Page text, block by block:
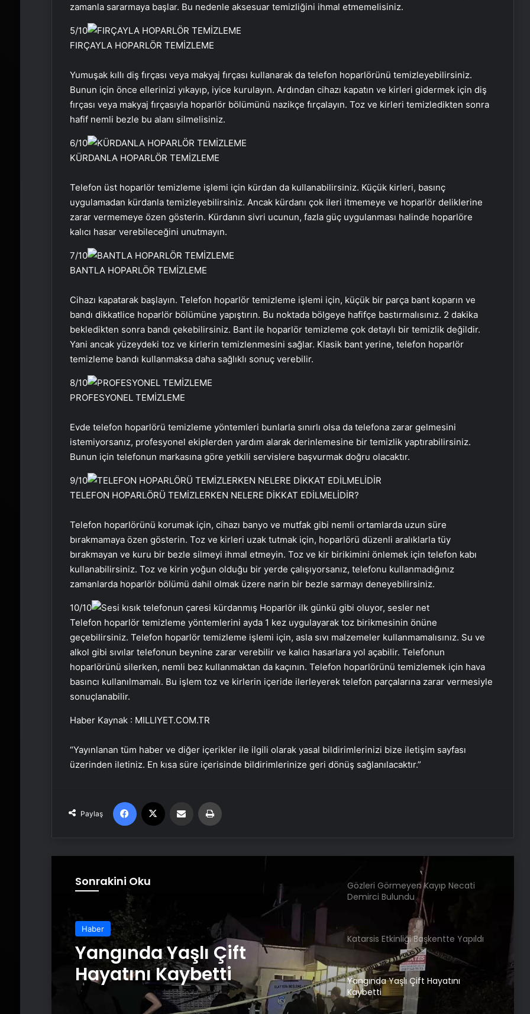
zamanla sararmaya başlar. Bu nedenle aksesuar temizliğini ihmal etmemelisiniz.
5/10
FIRÇAYLA HOPARLÖR TEMİZLEME
Yumuşak kıllı diş fırçası veya makyaj fırçası kullanarak da telefon hoparlörünü temizleyebilirsiniz.
Bunun için önce ellerinizi yıkayıp, iyice kurulayın. Ardından cihazı kapatın ve kirleri gidermek için diş
fırçası veya makyaj fırçasıyla hoparlör bölümünü nazikçe fırçalayın. Toz ve kirleri temizledikten sonra
hafif nemli bezle bu alanı silmelisiniz.
6/10
KÜRDANLA HOPARLÖR TEMİZLEME
Telefon üst hoparlör temizleme işlemi için kürdan da kullanabilirsiniz. Küçük kirleri, basınç
uygulamadan kürdanla temizleyebilirsiniz. Ancak kürdanı çok ileri itmemeye ve hoparlör deliklerine
zarar vermemeye özen gösterin. Kürdanın sivri ucunun, fazla güç uygulanması halinde hoparlöre
kalıcı hasar verebileceğini unutmayın.
7/10
BANTLA HOPARLÖR TEMİZLEME
Cihazı kapatarak başlayın. Telefon hoparlör temizleme işlemi için, küçük bir parça bant koparın ve
bandı dikkatlice hoparlör bölümüne yapıştırın. Bu noktada bölgeye hafifçe bastırmalısınız. 2 dakika
bekledikten sonra bandı çekebilirsiniz. Bant ile hoparlör temizleme çok detaylı bir temizlik değildir.
Yani ancak yüzeydeki toz ve kirlerin temizlenmesini sağlar. Klasik bant yerine, telefon hoparlör
temizleme bandı kullanmaksa daha sağlıklı sonuç verebilir.
8/10
PROFESYONEL TEMİZLEME
Evde telefon hoparlörü temizleme yöntemleri bunlarla sınırlı olsa da telefona zarar gelmesini
istemiyorsanız, profesyonel ekiplerden yardım alarak derinlemesine bir temizlik yaptırabilirsiniz.
Bunun için telefonun markasına göre yetkili servislere başvurmak doğru olacaktır.
9/10
TELEFON HOPARLÖRÜ TEMİZLERKEN NELERE DİKKAT EDİLMELİDİR?
Telefon hoparlörünü korumak için, cihazı banyo ve mutfak gibi nemli ortamlarda uzun süre
bırakmamaya özen gösterin. Toz ve kirleri uzak tutmak için, hoparlörü düzenli aralıklarla tüy
bırakmayan ve kuru bir bezle silmeyi ihmal etmeyin. Toz ve kir birikimini önlemek için telefon kabı
kullanabilirsiniz. Toz ve kirin yoğun olduğu bir yerde çalışıyorsanız, telefonu kullanmadığınız
zamanlarda hoparlör bölümü dahil olmak üzere narin bir bezle sarmayı deneyebilirsiniz.
10/10
Telefon hoparlör temizleme yöntemlerini ayda 1 kez uygulayarak toz birikmesinin önüne
geçebilirsiniz. Telefon hoparlör temizleme işlemi için, asla sıvı malzemeler kullanmamalısınız. Su ve
alkol gibi sıvılar telefonun beynine zarar verebilir ve kalıcı hasarlara yol açabilir. Telefonun
hoparlörünü silerken, nemli bez kullanmaktan da kaçının. Telefon hoparlörünü temizlemek için hava
basıncı kullanılmamalı. Bu işlem toz ve kirlerin içeride ilerleyerek telefon parçalarına zarar vermesiyle
sonuçlanabilir.
Haber Kaynak : MILLIYET.COM.TR
“Yayınlanan tüm haber ve diğer içerikler ile ilgili olarak yasal bildirimlerinizi bize iletişim sayfası
üzerinden iletiniz. En kısa süre içerisinde bildirimlerinize geri dönüş sağlanılacaktır.”
Paylaş
Facebook Email'den paylaş
Sonrakini Oku
Haber
Haber
Ayvalık’ta Zincirleme Kaza:
4 Yaralı
Samsun’da İlk Kornea Nakli Başarıyla
Gerçekleşti
Trakya’da Sağlık Turizmi Buluşması
Demirci Bulundu
Katarsis Etkinliği Başkentte Yapıldı
Yangında Yaşlı Çift Hayatını
Kaybetti
Ayvalık’ta Zincirleme Kaza: 4 Yaralı